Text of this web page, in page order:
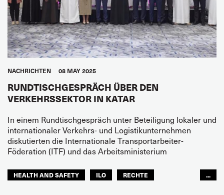
NACHRICHTEN 08 MAY 2025
RUNDTISCHGESPRÄCH ÜBER DEN
VERKEHRSSEKTOR IN KATAR
In einem Rundtischgespräch unter Beteiligung lokaler und
internationaler Verkehrs- und Logistikunternehmen
diskutierten die Internationale Transportarbeiter-
Föderation (ITF) und das Arbeitsministerium
HEALTH AND SAFETY ILO
RECHTE
...